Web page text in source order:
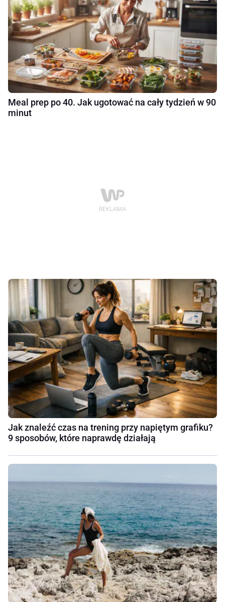
Meal prep po 40. Jak ugotować na cały tydzień w 90
minut
Jak znaleźć czas na trening przy napiętym grafiku?
9 sposobów, które naprawdę działają